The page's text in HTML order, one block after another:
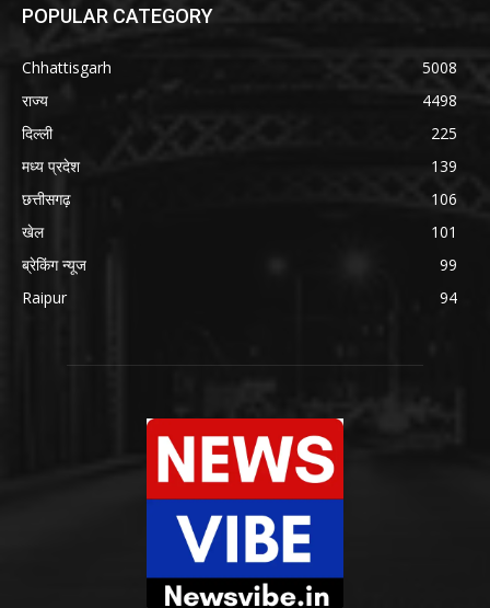
POPULAR CATEGORY
Chhattisgarh
5008
राज्य
4498
दिल्ली
225
मध्य प्रदेश
139
छत्तीसगढ़
106
खेल
101
ब्रेकिंग न्यूज
99
Raipur
94